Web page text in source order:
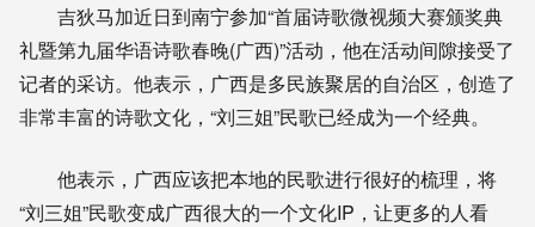
吉狄马加近日到南宁参加“首届诗歌微视频大赛颁奖典
礼暨第九届华语诗歌春晚(广西)”活动，他在活动间隙接受了
记者的采访。他表示，广西是多民族聚居的自治区，创造了
非常丰富的诗歌文化，“刘三姐”民歌已经成为一个经典。
他表示，广西应该把本地的民歌进行很好的梳理，将
“刘三姐”民歌变成广西很大的一个文化IP，让更多的人看